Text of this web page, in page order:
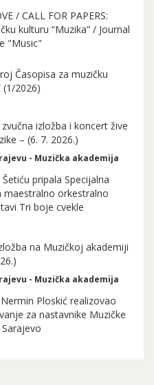
/ CALL FOR PAPERS:
kulturu “Muzika” / Journal
"Music"
Časopisa za muzičku
(1/2026)
izložba i koncert žive
– (6. 7. 2026.)
- Muzička akademija
pripala Specijalna
maestralno orkestralno
Tri boje cvekle
na Muzičkoj akademiji
- Muzička akademija
Ploskić realizovao
za nastavnike Muzičke